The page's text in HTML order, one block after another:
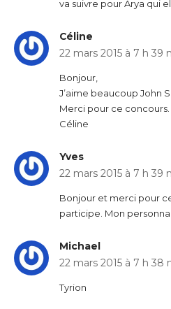
va suivre pour Arya qui
Céline
22 mars 2015 à 7 h 39
Bonjour,
J’aime beaucoup John
Merci pour ce concours.
Céline
Yves
22 mars 2015 à 7 h 39
Bonjour et merci pour
participe. Mon
Michael
22 mars 2015 à 7 h 38
Tyrion